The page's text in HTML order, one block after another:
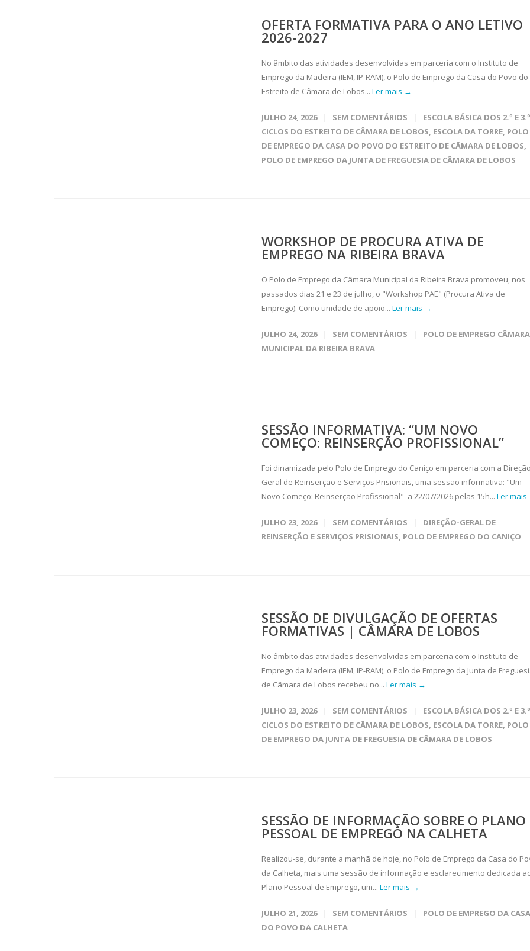
OFERTA FORMATIVA PARA O ANO LETIVO
2026-2027
No âmbito das atividades desenvolvidas em parceria com o Instituto de
Emprego da Madeira (IEM, IP-RAM), o Polo de Emprego da Casa do Povo do
Estreito de Câmara de Lobos... Ler mais →
JULHO 24, 2026 SEM COMENTÁRIOS
ESCOLA BÁSICA DOS 2.º E 3.º
CICLOS DO ESTREITO DE CÂMARA DE LOBOS, ESCOLA DA TORRE, POLO
DE EMPREGO DA CASA DO POVO DO ESTREITO DE CÂMARA DE LOBOS,
POLO DE EMPREGO DA JUNTA DE FREGUESIA DE CÂMARA DE LOBOS
WORKSHOP DE PROCURA ATIVA DE
EMPREGO NA RIBEIRA BRAVA
O Polo de Emprego da Câmara Municipal da Ribeira Brava promoveu, nos
passados dias 21 e 23 de julho, o "Workshop PAE" (Procura Ativa de
Emprego). Como unidade de apoio... Ler mais →
JULHO 24, 2026 SEM COMENTÁRIOS
POLO DE EMPREGO CÂMARA
MUNICIPAL DA RIBEIRA BRAVA
SESSÃO INFORMATIVA: “UM NOVO
COMEÇO: REINSERÇÃO PROFISSIONAL”
Foi dinamizada pelo Polo de Emprego do Caniço em parceria com a
Geral de Reinserção e Serviços Prisionais, uma sessão informativa: "Um
Novo Começo: Reinserção Profissional" a 22/07/2026 pelas 15h... Ler
JULHO 23, 2026 SEM COMENTÁRIOS
DIREÇÃO-GERAL DE
REINSERÇÃO E SERVIÇOS PRISIONAIS, POLO DE EMPREGO DO CANIÇO
SESSÃO DE DIVULGAÇÃO DE OFERTAS
FORMATIVAS | CÂMARA DE LOBOS
No âmbito das atividades desenvolvidas em parceria com o Instituto de
Emprego da Madeira (IEM, IP-RAM), o Polo de Emprego da Junta de
de Câmara de Lobos recebeu no... Ler mais →
JULHO 23, 2026 SEM COMENTÁRIOS
ESCOLA BÁSICA DOS 2.º E 3.º
CICLOS DO ESTREITO DE CÂMARA DE LOBOS, ESCOLA DA TORRE, POLO
DE EMPREGO DA JUNTA DE FREGUESIA DE CÂMARA DE LOBOS
SESSÃO DE INFORMAÇÃO SOBRE O PLANO
PESSOAL DE EMPREGO NA CALHETA
Realizou-se, durante a manhã de hoje, no Polo de Emprego da Casa do
da Calheta, mais uma sessão de informação e esclarecimento dedicada
Plano Pessoal de Emprego, um... Ler mais →
JULHO 21, 2026 SEM COMENTÁRIOS
POLO DE EMPREGO DA CASA
DO POVO DA CALHETA